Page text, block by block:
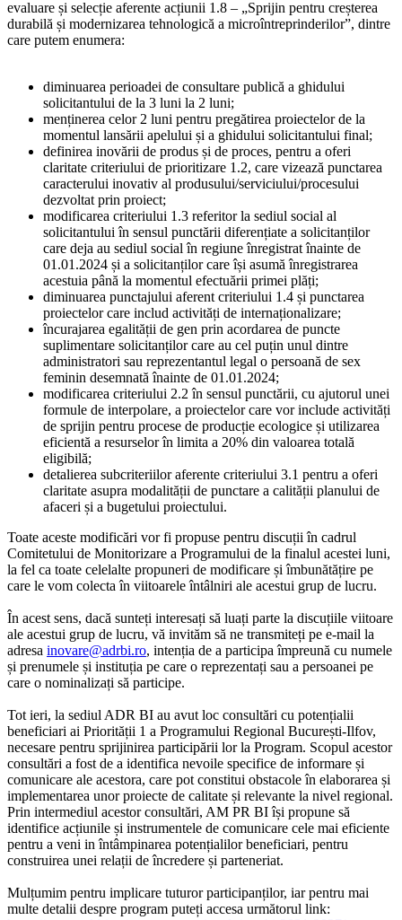
evaluare și selecție aferente acțiunii 1.8 – „Sprijin pentru creșterea
durabilă și modernizarea tehnologică a microîntreprinderilor”, dintre
care putem enumera:
diminuarea perioadei de consultare publică a ghidului
solicitantului de la 3 luni la 2 luni;
menținerea celor 2 luni pentru pregătirea proiectelor de la
momentul lansării apelului și a ghidului solicitantului final;
definirea inovării de produs și de proces, pentru a oferi
claritate criteriului de prioritizare 1.2, care vizează punctarea
caracterului inovativ al produsului/serviciului/procesului
dezvoltat prin proiect;
modificarea criteriului 1.3 referitor la sediul social al
solicitantului în sensul punctării diferențiate a solicitanților
care deja au sediul social în regiune înregistrat înainte de
01.01.2024 și a solicitanților care își asumă înregistrarea
acestuia până la momentul efectuării primei plăți;
diminuarea punctajului aferent criteriului 1.4 și punctarea
proiectelor care includ activități de internaționalizare;
încurajarea egalității de gen prin acordarea de puncte
suplimentare solicitanților care au cel puțin unul dintre
administratori sau reprezentantul legal o persoană de sex
feminin desemnată înainte de 01.01.2024;
modificarea criteriului 2.2 în sensul punctării, cu ajutorul unei
formule de interpolare, a proiectelor care vor include activități
de sprijin pentru procese de producție ecologice și utilizarea
eficientă a resurselor în limita a 20% din valoarea totală
eligibilă;
detalierea subcriteriilor aferente criteriului 3.1 pentru a oferi
claritate asupra modalității de punctare a calității planului de
afaceri și a bugetului proiectului.
Toate aceste modificări vor fi propuse pentru discuții în cadrul
Comitetului de Monitorizare a Programului de la finalul acestei luni,
la fel ca toate celelalte propuneri de modificare și îmbunătățire pe
care le vom colecta în viitoarele întâlniri ale acestui grup de lucru.
În acest sens, dacă sunteți interesați să luați parte la discuțiile viitoare
ale acestui grup de lucru, vă invităm să ne transmiteți pe e-mail la
adresa inovare@adrbi.ro, intenția de a participa împreună cu numele
și prenumele și instituția pe care o reprezentați sau a persoanei pe
care o nominalizați să participe.
Tot ieri, la sediul ADR BI au avut loc consultări cu potențialii
beneficiari ai Priorității 1 a Programului Regional București-Ilfov,
necesare pentru sprijinirea participării lor la Program. Scopul acestor
consultări a fost de a identifica nevoile specifice de informare și
comunicare ale acestora, care pot constitui obstacole în elaborarea și
implementarea unor proiecte de calitate și relevante la nivel regional.
Prin intermediul acestor consultări, AM PR BI își propune să
identifice acțiunile și instrumentele de comunicare cele mai eficiente
pentru a veni in întâmpinarea potențialilor beneficiari, pentru
construirea unei relații de încredere și parteneriat.
Mulțumim pentru implicare tuturor participanților, iar pentru mai
multe detalii despre program puteți accesa următorul link: